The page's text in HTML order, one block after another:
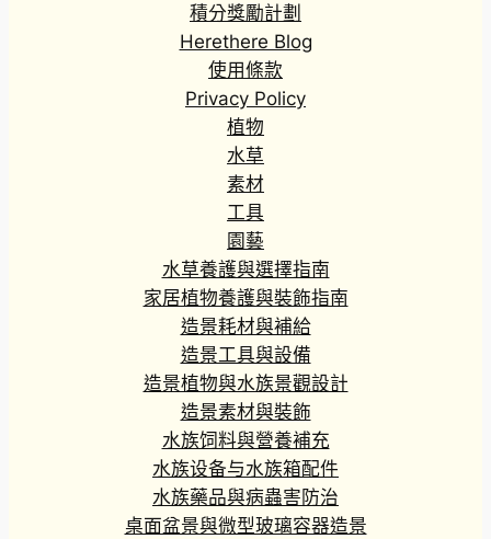
積分獎勵計劃
Herethere Blog
使用條款
Privacy Policy
植物
水草
素材
工具
園藝
水草養護與選擇指南
家居植物養護與裝飾指南
造景耗材與補給
造景工具與設備
造景植物與水族景觀設計
造景素材與裝飾
水族饲料與營養補充
水族设备与水族箱配件
水族藥品與病蟲害防治
桌面盆景與微型玻璃容器造景